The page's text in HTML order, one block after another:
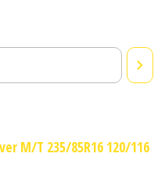
M/T 235/85R16 120/116